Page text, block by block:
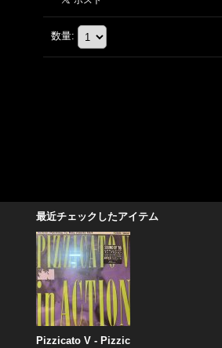
数量:
最近チェックしたアイテム
Pizzicato V - Pizzic